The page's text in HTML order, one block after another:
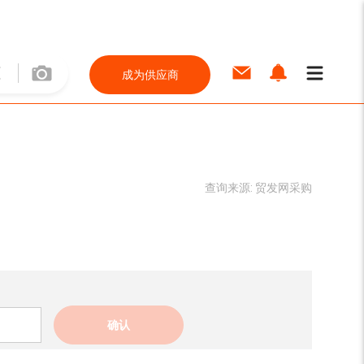
成为供应商
查询来源: 贸发网采购
确认